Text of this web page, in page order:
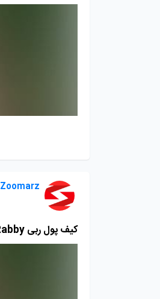
Zoomarz
کیف پول ربی Rabby | آموزش کیف پول ربی Rabby